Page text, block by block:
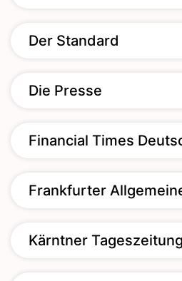
Der Standard
Die Presse
Financial Times
Frankfurter
Kärntner Tageszeitung